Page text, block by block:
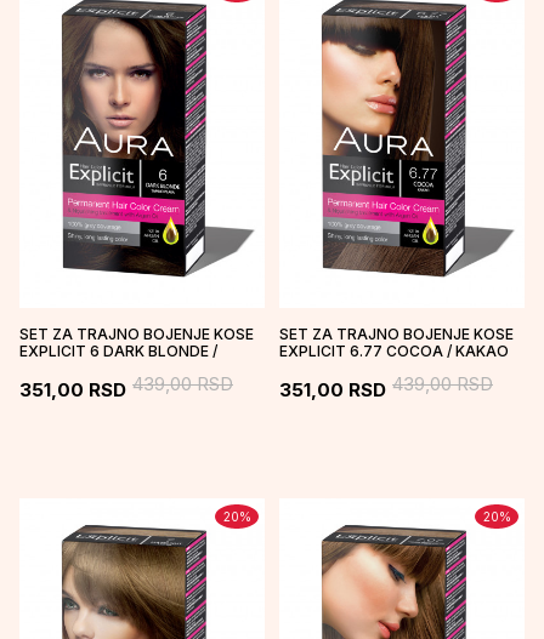
SET ZA TRAJNO BOJENJE KOSE
EXPLICIT 6 DARK BLONDE /
351,00 RSD 439,00RSD
SET ZA TRAJNO BOJENJE KOSE
EXPLICIT 6.77 COCOA / KAKAO
351,00 RSD 439,00RSD
20% 20%